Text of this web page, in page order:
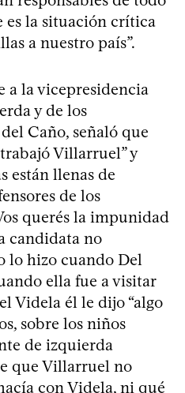
es la situación crítica
a nuestro país”.
a la vicepresidencia
y de los
Caño, señaló que
Villarruel” y
están llenas de
de los
querés la impunidad
candidata no
lo hizo cuando Del
ella fue a visitar
Videla él le dijo “algo
sobre los niños
de izquierda
que Villarruel no
con Videla, ni qué